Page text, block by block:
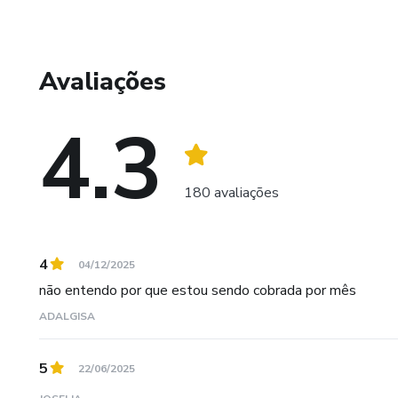
Dádiva Health é mais que uma empresa. É um
Avaliações
4.3 180 avaliações
4 04/12/2025
não entendo por que estou sendo cobrada por mês
ADALGISA
5 22/06/2025